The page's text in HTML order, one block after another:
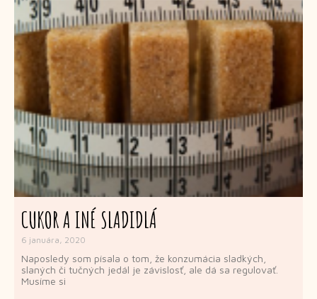
CUKOR A INÉ SLADIDLÁ
6 januára, 2020
Naposledy som písala o tom, že konzumácia sladkých,
slaných či tučných jedál je závislosť, ale dá sa regulovať.
Musíme si